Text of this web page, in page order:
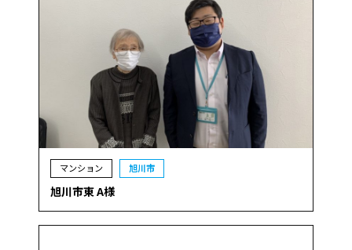
マンション 旭川市
旭川市東 A様